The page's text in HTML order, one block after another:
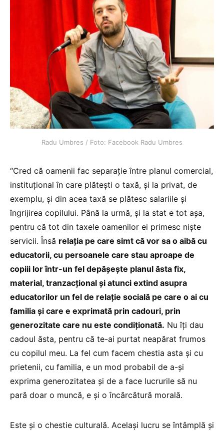
Radu Umbres / Foto: Facebook Radu Umbres
“Cred că oamenii fac separație între planul comercial,
instituțional în care plătești o taxă, și la privat, de
exemplu, și din acea taxă se plătesc salariile și
îngrijirea copilului. Până la urmă, și la stat e tot așa,
pentru că tot din taxele oamenilor ei primesc niște
servicii. Însă relația pe care simt că vor sa o aibă cu
educatorii, cu persoanele care stau aproape de
copiii lor într-un fel depășește planul ăsta fix,
material, tranzacțional și atunci extind asupra
educatorilor un fel de relație socială pe care o ai cu
familia și care e exprimată prin cadouri, prin
generozitate care nu este condiționată. Nu îți dau
cadoul ăsta, pentru că te-ai purtat neapărat frumos
cu copilul meu. La fel cum facem chestia asta și cu
prietenii, cu familia, e un mod probabil de a-și
exprima generozitatea și de a face lucrurile să nu
pară doar o muncă, e și o încărcătură morală.
Este și o chestie culturală. Același lucru se întâmplă și